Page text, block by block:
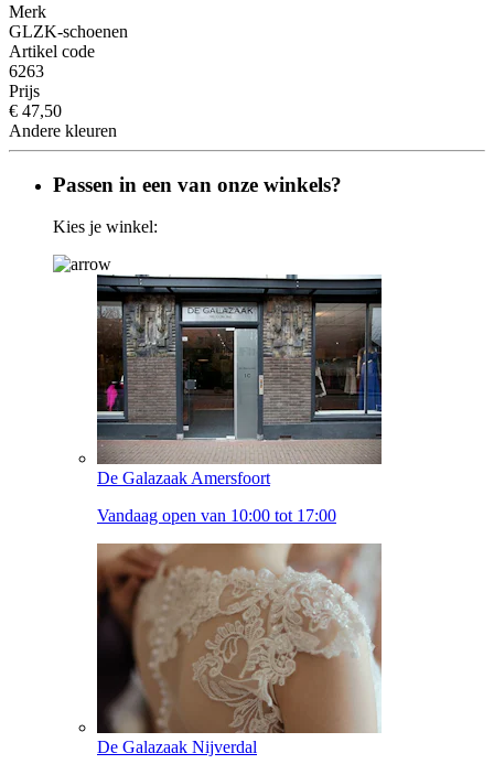
Merk
GLZK-schoenen
Artikel code
6263
Prijs
€ 47,50
Andere kleuren
Passen in een van onze winkels?
Kies je winkel:
De Galazaak Amersfoort
Vandaag open van 10:00 tot 17:00
De Galazaak Nijverdal